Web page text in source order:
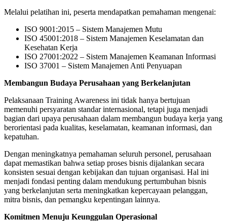
Melalui pelatihan ini, peserta mendapatkan pemahaman mengenai:
ISO 9001:2015 – Sistem Manajemen Mutu
ISO 45001:2018 – Sistem Manajemen Keselamatan dan
Kesehatan Kerja
ISO 27001:2022 – Sistem Manajemen Keamanan Informasi
ISO 37001 – Sistem Manajemen Anti Penyuapan
Membangun Budaya Perusahaan yang Berkelanjutan
Pelaksanaan Training Awareness ini tidak hanya bertujuan
memenuhi persyaratan standar internasional, tetapi juga menjadi
bagian dari upaya perusahaan dalam membangun budaya kerja yang
berorientasi pada kualitas, keselamatan, keamanan informasi, dan
kepatuhan.
Dengan meningkatnya pemahaman seluruh personel, perusahaan
dapat memastikan bahwa setiap proses bisnis dijalankan secara
konsisten sesuai dengan kebijakan dan tujuan organisasi. Hal ini
menjadi fondasi penting dalam mendukung pertumbuhan bisnis
yang berkelanjutan serta meningkatkan kepercayaan pelanggan,
mitra bisnis, dan pemangku kepentingan lainnya.
Komitmen Menuju Keunggulan Operasional